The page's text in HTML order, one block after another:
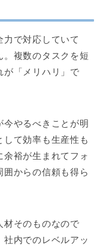
で対応していて
。複数のタスクを短
が「メリハリ」で
やるべきことが明
て効率も生産性も
裕が生まれてフォ
からの信頼も得ら
材そのものなので
内でのレベルアッ